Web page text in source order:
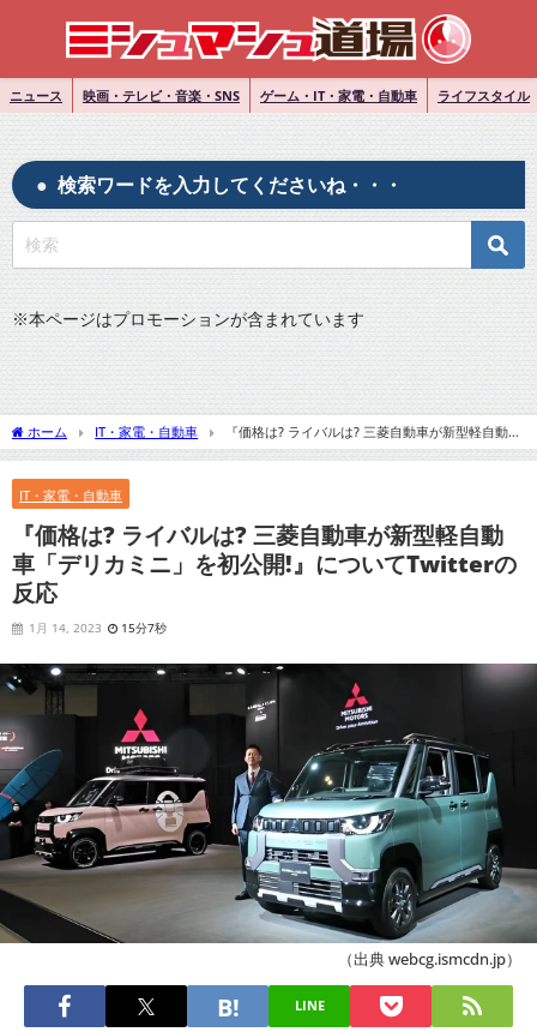
ニュース 映画・テレビ・音楽・SNS ゲーム・IT・家電・自動車 ライフスタイル
検索ワードを入力してくださいね・・・
※本ページはプロモーションが含まれています
ホーム IT・家電・自動車
『価格は? ライバルは? 三菱自動車が新型軽自動車
「デリカミニ」を初公開!』についてTwitterの反応
IT・家電・自動車
『価格は? ライバルは? 三菱自動車が新型軽自動
車「デリカミニ」を初公開!』についてTwitterの
反応
1月 14, 2023 15分7秒
（出典 webcg.ismcdn.jp）
LINE